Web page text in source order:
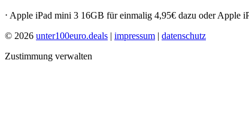
⋅ Apple iPad mini 3 16GB für einmalig 4,95€ dazu oder Apple
© 2026 unter100euro.deals | impressum | datenschutz
Zustimmung verwalten